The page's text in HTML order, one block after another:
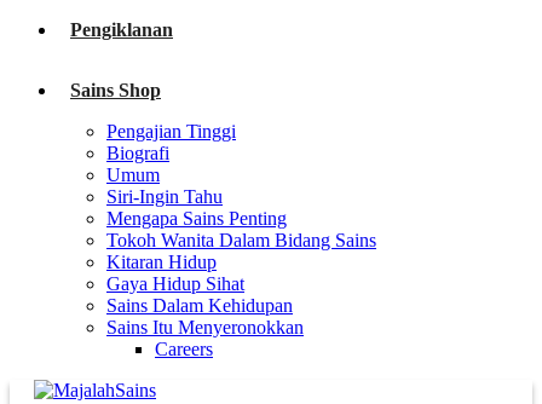
Pengiklanan
Sains Shop
Pengajian Tinggi
Biografi
Umum
Siri-Ingin Tahu
Mengapa Sains Penting
Tokoh Wanita Dalam Bidang Sains
Kitaran Hidup
Gaya Hidup Sihat
Sains Dalam Kehidupan
Sains Itu Menyeronokkan
Careers